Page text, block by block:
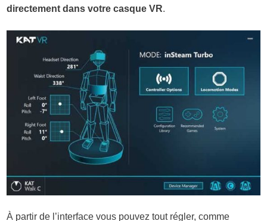
directement dans votre casque VR.
À partir de l’interface vous pouvez tout régler, comme